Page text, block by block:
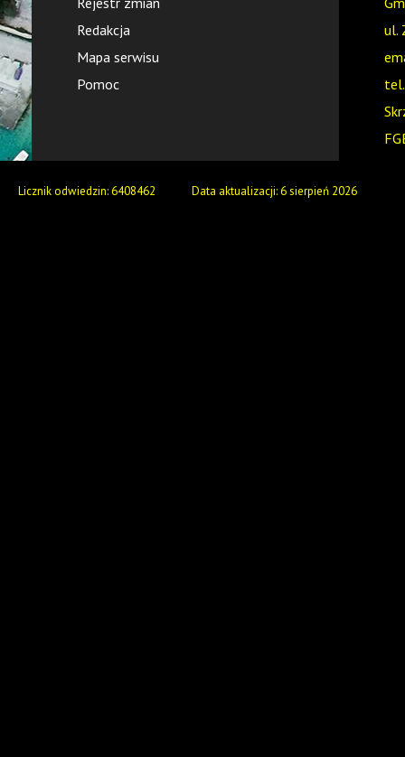
Redakcja
Mapa serwisu
Pomoc
ul.
Licznik odwiedzin: 6408462 Data aktualizacji: 6 sierpień 2026